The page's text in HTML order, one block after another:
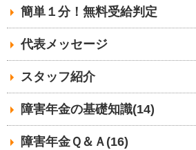
簡単１分！無料受給判定
代表メッセージ
スタッフ紹介
障害年金の基礎知識(14)
障害年金Ｑ＆Ａ(16)